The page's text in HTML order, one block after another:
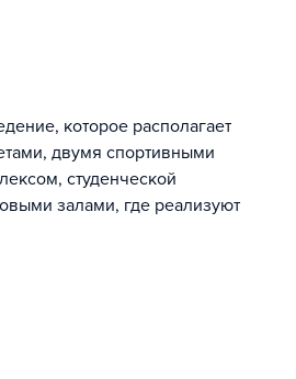
которое располагает
двумя спортивными
студенческой
залами, где реализуют